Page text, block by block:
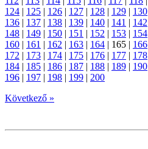
124 | 125 | 126 | 127 | 128 | 129 | 130
136 | 137 | 138 | 139 | 140 | 141 | 142
148 | 149 | 150 | 151 | 152 | 153 | 154
160 | 161 | 162 | 163 | 164 | 165 | 166
172 | 173 | 174 | 175 | 176 | 177 | 178
184 | 185 | 186 | 187 | 188 | 189 | 190
196 | 197 | 198 | 199 | 200
Következő »